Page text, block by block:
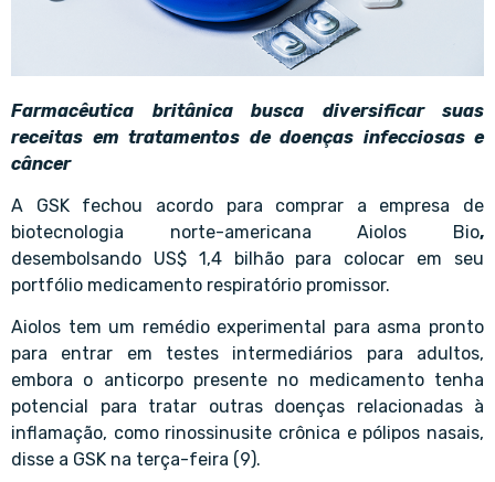
Farmacêutica britânica busca diversificar suas
receitas em tratamentos de doenças infecciosas e
câncer
A GSK fechou acordo para comprar a empresa de
biotecnologia norte-americana Aiolos Bio,
desembolsando US$ 1,4 bilhão para colocar em seu
portfólio medicamento respiratório promissor.
Aiolos tem um remédio experimental para asma pronto
para entrar em testes intermediários para adultos,
embora o anticorpo presente no medicamento tenha
potencial para tratar outras doenças relacionadas à
inflamação, como rinossinusite crônica e pólipos nasais,
disse a GSK na terça-feira (9).